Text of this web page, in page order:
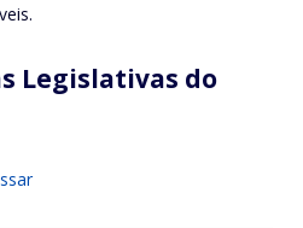
Legislativas do